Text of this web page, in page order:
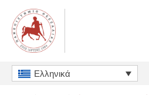
περιεχόμενο
Ελληνικά